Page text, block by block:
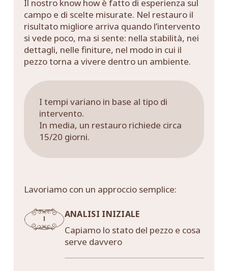
Il nostro know how è fatto di esperienza sul
campo e di scelte misurate. Nel restauro il
risultato migliore arriva quando l’intervento
si vede poco, ma si sente: nella stabilità, nei
dettagli, nelle finiture, nel modo in cui il
pezzo torna a vivere dentro un ambiente.
I tempi variano in base al tipo di
intervento.
In media, un restauro richiede circa
15/20 giorni.
Lavoriamo con un approccio semplice:
ANALISI INIZIALE
Capiamo lo stato del pezzo e cosa
serve davvero